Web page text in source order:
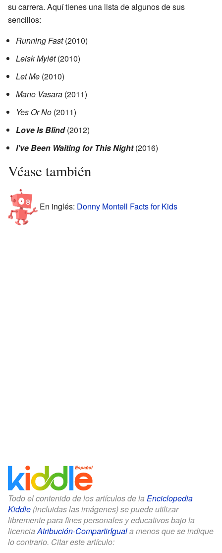
su carrera. Aquí tienes una lista de algunos de sus
sencillos:
Running Fast(2010)
Leisk Mylėt(2010)
Let Me (2010)
Mano Vasara (2011)
Yes Or No (2011)
Love Is Blind(2012)
I've Been Waiting for This Night(2016)
Véase también
En inglés: Donny Montell Facts for Kids
Todo el contenido de los artículos de la Enciclopedia
Kiddle (incluidas las imágenes) se puede utilizar
libremente para fines personales y educativos bajo la
licenciaAtribución-CompartirIguala menos que se indique
lo contrario. Citar este artículo: